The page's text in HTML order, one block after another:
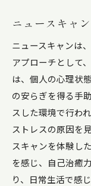
ニュースキャ
ニュースキャンは
アプローチとして
は、個人の心理状
の安らぎを得る手
スした環境で行わ
ストレスの原因を
スキャンを体験し
を感じ、自己治癒
り、日常生活で感